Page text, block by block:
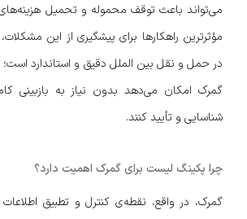
می‌تواند باعث توقف محموله و تحمیل
مؤثرترین راهکارها برای پیشگیری از این
در حمل و نقل بین الملل دقیق و استاندارد
گمرک امکان می‌دهد بدون نیاز به بازبینی
شناسایی و تأیید کنند.
چرا پکینگ لیست برای گمرک اهمیت دارد؟
گمرک، در واقع، نقطه‌ی کنترل و تطبیق